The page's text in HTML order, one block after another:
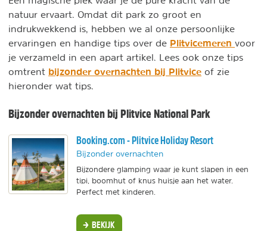
natuur ervaart. Omdat dit park zo groot en
indrukwekkend is, hebben we al onze persoonlijke
ervaringen en handige tips over de Plitvicemeren voor
je verzameld in een apart artikel. Lees ook onze tips
omtrent bijzonder overnachten bij Plitvice of zie
hieronder wat tips.
Bijzonder overnachten bij Plitvice National Park
Booking.com - Plitvice Holiday Resort
Bijzonder overnachten
Bijzondere glamping waar je kunt slapen in een
tipi, boomhut of knus huisje aan het water.
Perfect met kinderen.
BEKIJK